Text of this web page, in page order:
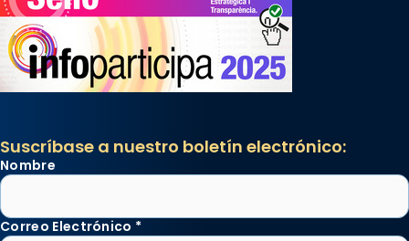
Suscríbase a nuestro boletín electrónico:
Nombre
Correo Electrónico *